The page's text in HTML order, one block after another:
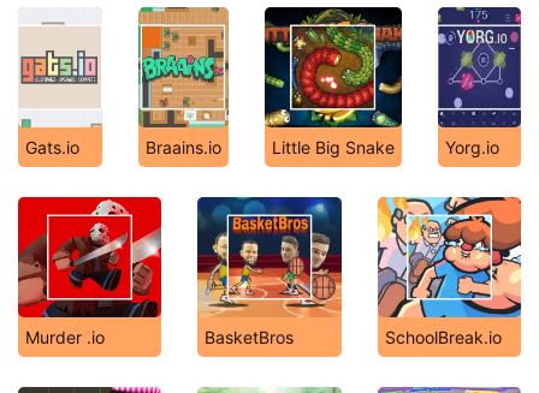
Gats.io Braains.io Little Big Snake Yorg.io
Murder .io BasketBros SchoolBreak.io